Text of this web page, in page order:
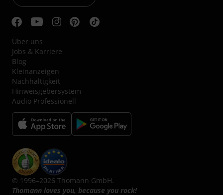
Über uns
Jobs & Karriere
Blog
Kleinanzeigen
Nachhaltigkeit
Hinweisgebersystem
Audio Professionell
© 1996–2026 Thomann GmbH.
Thomann loves you, because you rock!